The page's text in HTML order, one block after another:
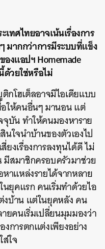
ทศไทยอาจเน้นเรื่องการ
มากกว่าการมีระบบที่แข็ง
องแอปฯ Homemade
วยใช่หรือไม่
กโฮเต็ลอาจมีไอเดียแบบ
ให้คนอื่นๆ มานอน แต่
จุบัน ทำให้คนมองหาราย
ใจนำบ้านของตัวเองไป
ยงเรื่องการลงทุนได้ดี ไม่
มีสมาชิกครอบครัวมาช่วย
หาแหล่งรายได้จากหลาย
นยุคแรก คนเริ่มทำด้วยไอ
บ้าน แต่ในยุคหลัง คน
ยคนเริ่มเปลี่ยนมุมมองว่า
การตกแต่งเพียงอย่าง
ส่ใจ